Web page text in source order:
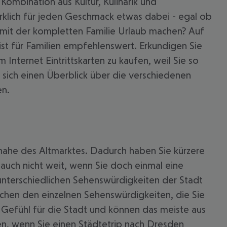
für jeden Geschmack etwas dabei - egal ob
der kompletten Familie Urlaub machen? Auf
für Familien empfehlenswert. Erkundigen Sie
Internet Eintrittskarten zu kaufen, weil Sie so
einen Überblick über die verschiedenen
des Altmarktes. Dadurch haben Sie kürzere
nicht weit, wenn Sie doch einmal eine
Sehenswürdigkeiten der Stadt
den einzelnen Sehenswürdigkeiten, die Sie
für die Stadt und können das meiste aus
wenn Sie einen Städtetrip nach Dresden